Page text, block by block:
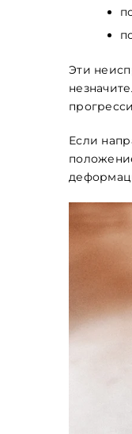
Эти
Если